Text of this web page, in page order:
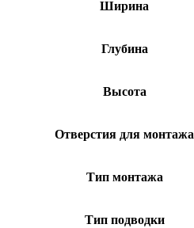
Ширина
Глубина
Высота
Отверстия для монтажа
Тип монтажа
Тип подводки